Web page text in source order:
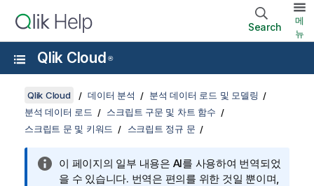
Search
메
뉴
Qlik Cloud ®
Qlik Cloud 데이터 분석
분석 데이터 로드 및 모델링
분석 데이터 로드
스크립트 구문 및 차트 함수
스크립트 문 및 키워드
스크립트 정규 문
이 페이지의 일부 내용은 AI를 사용하여 번역되었
을 수 있습니다. 번역은 편의를 위한 것일 뿐이며,